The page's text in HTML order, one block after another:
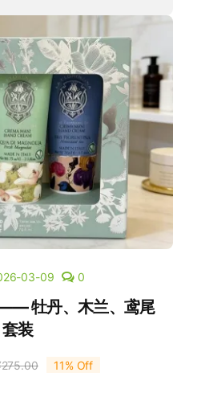
03-09 0
牡丹、木兰、鸢尾
套装
275.00 11% Off